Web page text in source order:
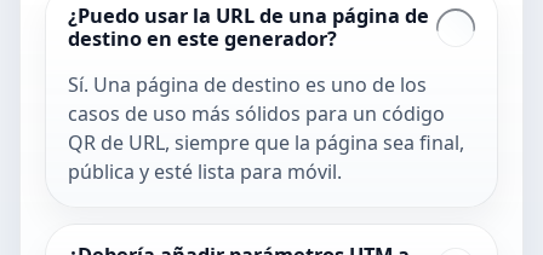
¿Puedo usar la URL de una página de
destino en este generador?
Sí. Una página de destino es uno de los
casos de uso más sólidos para un código
QR de URL, siempre que la página sea final,
pública y esté lista para móvil.